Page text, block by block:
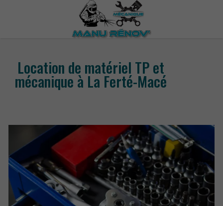
Location de matériel TP et
mécanique à La Ferté-Macé